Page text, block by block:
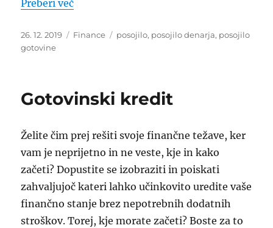
Preberi več“Kam vložiti denar?”
Objavljeno
dne
26. 12. 2019 Kategorije
Finance Oznake
posojilo, posojilo denarja, posojilo
gotovine
Gotovinski kredit
Želite čim prej rešiti svoje finančne težave, ker
vam je neprijetno in ne veste, kje in kako
začeti? Dopustite se izobraziti in poiskati
zahvaljujoč kateri lahko učinkovito uredite vaše
finančno stanje brez nepotrebnih dodatnih
stroškov. Torej, kje morate začeti? Boste za to